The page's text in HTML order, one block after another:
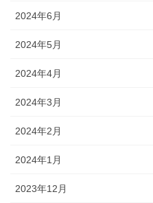
2024年6月
2024年5月
2024年4月
2024年3月
2024年2月
2024年1月
2023年12月